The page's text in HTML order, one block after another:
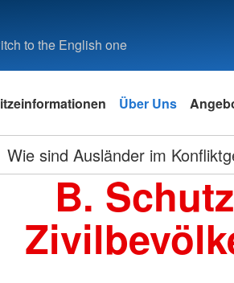
to the English one
Über Uns
Wie sind Ausländer im
B.